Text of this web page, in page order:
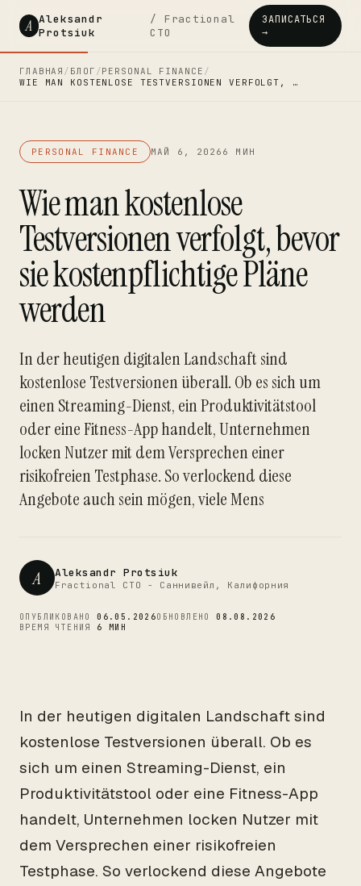
A Aleksandr
Protsiuk
/ Fractional
CTO
ЗАПИСАТЬСЯ
→
ГЛАВНАЯ / БЛОГ /PERSONAL FINANCE /
WIE MAN KOSTENLOSE TESTVERSIONEN VERFOLGT, …
PERSONAL FINANCE МАЙ 6, 2026 6 МИН
Wie man kostenlose
Testversionen verfolgt, bevor
sie kostenpflichtige Pläne
werden
In der heutigen digitalen Landschaft sind
kostenlose Testversionen überall. Ob es sich um
einen Streaming-Dienst, ein Produktivitätstool
oder eine Fitness-App handelt, Unternehmen
locken Nutzer mit dem Versprechen einer
risikofreien Testphase. So verlockend diese
Angebote auch sein mögen, viele Mens
A Aleksandr Protsiuk
Fractional CTO - Саннивейл, Калифорния
ОПУБЛИКОВАНО06.05.2026ОБНОВЛЕНО08.08.2026
ВРЕМЯ ЧТЕНИЯ 6 МИН
In der heutigen digitalen Landschaft sind
kostenlose Testversionen überall. Ob es
sich um einen Streaming-Dienst, ein
Produktivitätstool oder eine Fitness-App
handelt, Unternehmen locken Nutzer mit
dem Versprechen einer risikofreien
Testphase. So verlockend diese Angebote